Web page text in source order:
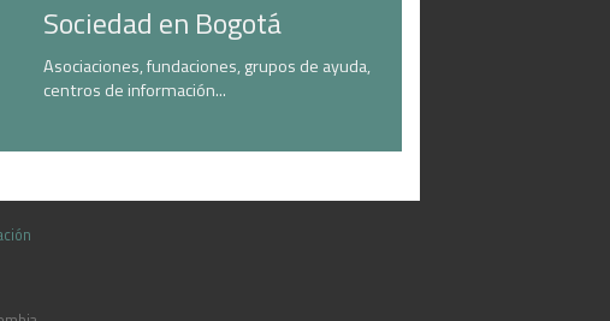
Sociedad en Bogotá
Asociaciones, fundaciones, grupos de ayuda,
centros de información...